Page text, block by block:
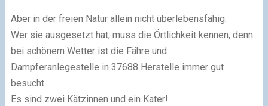
Aber in der freien Natur allein nicht überlebensfähig.
Wer sie ausgesetzt hat, muss die Örtlichkeit kennen, denn
bei schönem Wetter ist die Fähre und
Dampferanlegestelle in 37688 Herstelle immer gut
besucht.
Es sind zwei Kätzinnen und ein Kater!